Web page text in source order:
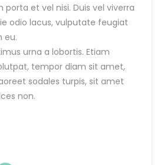
porta et vel nisi. Duis vel viverra
odio lacus, vulputate feugiat
eu.
urna a lobortis. Etiam
tempor diam sit amet,
sodales turpis, sit amet
non.